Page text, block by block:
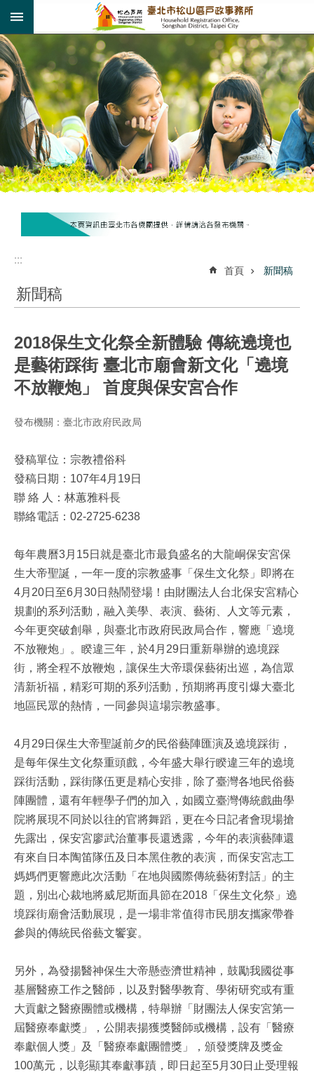
跳到主要內容區塊
:::
:::
首頁 新聞稿
新聞稿
2018保生文化祭全新體驗 傳統遶境也
是藝術踩街 臺北市廟會新文化「遶境
不放鞭炮」 首度與保安宮合作
發布機關：臺北市政府民政局
發稿單位：宗教禮俗科
發稿日期：107年4月19日
聯 絡 人：林蕙雅科長
聯絡電話：02-2725-6238
每年農曆3月15日就是臺北市最負盛名的大龍峒保安宮保
生大帝聖誕，一年一度的宗教盛事「保生文化祭」即將在
4月20日至6月30日熱鬧登場！由財團法人台北保安宮精心
規劃的系列活動，融入美學、表演、藝術、人文等元素，
今年更突破創舉，與臺北市政府民政局合作，響應「遶境
不放鞭炮」。睽違三年，於4月29日重新舉辦的遶境踩
街，將全程不放鞭炮，讓保生大帝環保藝術出巡，為信眾
清新祈福，精彩可期的系列活動，預期將再度引爆大臺北
地區民眾的熱情，一同參與這場宗教盛事。
4月29日保生大帝聖誕前夕的民俗藝陣匯演及遶境踩街，
是每年保生文化祭重頭戲，今年盛大舉行睽違三年的遶境
踩街活動，踩街隊伍更是精心安排，除了臺灣各地民俗藝
陣團體，還有年輕學子們的加入，如國立臺灣傳統戲曲學
院將展現不同於以往的官將舞蹈，更在今日記者會現場搶
先露出，保安宮廖武治董事長還透露，今年的表演藝陣還
有來自日本陶笛隊伍及日本黑住教的表演，而保安宮志工
媽媽們更響應此次活動「在地與國際傳統藝術對話」的主
題，別出心裁地將威尼斯面具節在2018「保生文化祭」遶
境踩街廟會活動展現，是一場非常值得市民朋友攜家帶眷
參與的傳統民俗藝文饗宴。
另外，為發揚醫神保生大帝懸壺濟世精神，鼓勵我國從事
基層醫療工作之醫師，以及對醫學教育、學術研究或有重
大貢獻之醫療團體或機構，特舉辦「財團法人保安宮第一
屆醫療奉獻獎」，公開表揚獲獎醫師或機構，設有「醫療
奉獻個人獎」及「醫療奉獻團體獎」，頒發獎牌及獎金
100萬元，以彰顯其奉獻事蹟，即日起至5月30日止受理報